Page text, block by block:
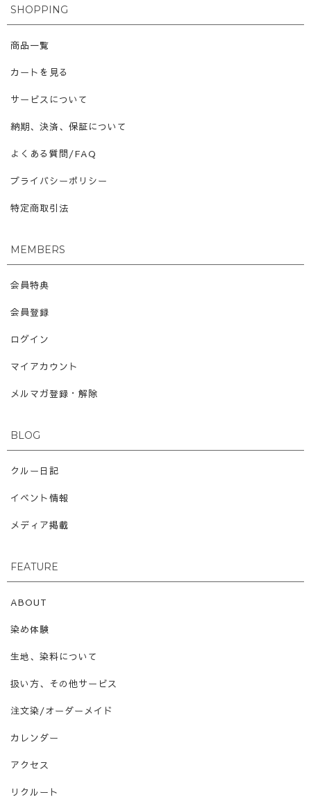
SHOPPING
商品一覧
カートを見る
サービスについて
納期、決済、保証について
よくある質問/FAQ
プライバシーポリシー
特定商取引法
MEMBERS
会員特典
会員登録
ログイン
マイアカウント
メルマガ登録・解除
BLOG
クルー日記
イベント情報
メディア掲載
FEATURE
ABOUT
染め体験
生地、染料について
扱い方、その他サービス
注文染/オーダーメイド
カレンダー
アクセス
リクルート